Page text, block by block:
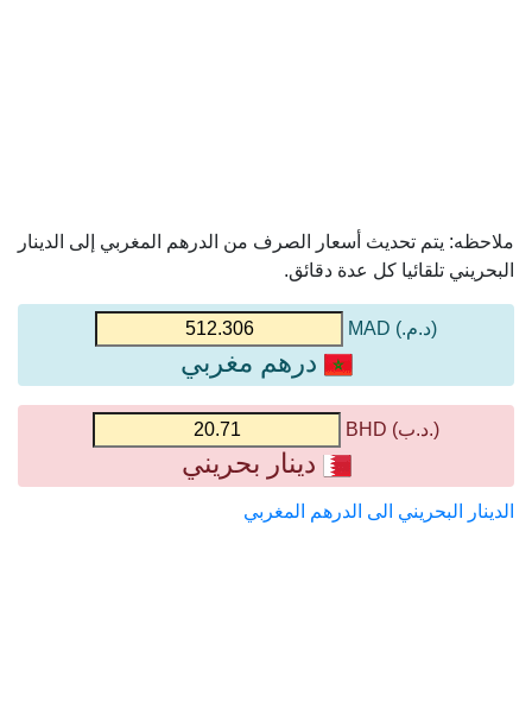
ملاحظه: يتم تحديث أسعار الصرف من الدرهم المغربي إلى الدينار
البحريني تلقائيا كل عدة دقائق.
(د.م.) MAD
درهم مغربي
(.د.ب) BHD
دينار بحريني
الدينار البحريني الى الدرهم المغربي